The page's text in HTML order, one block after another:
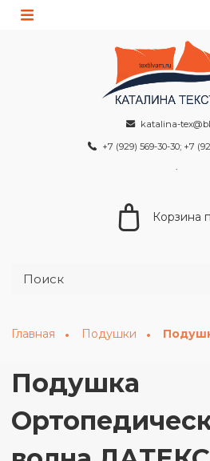
katalina-
+7 (929) 569-30-30; +7
Корзина
Главная Подушки
Подушка